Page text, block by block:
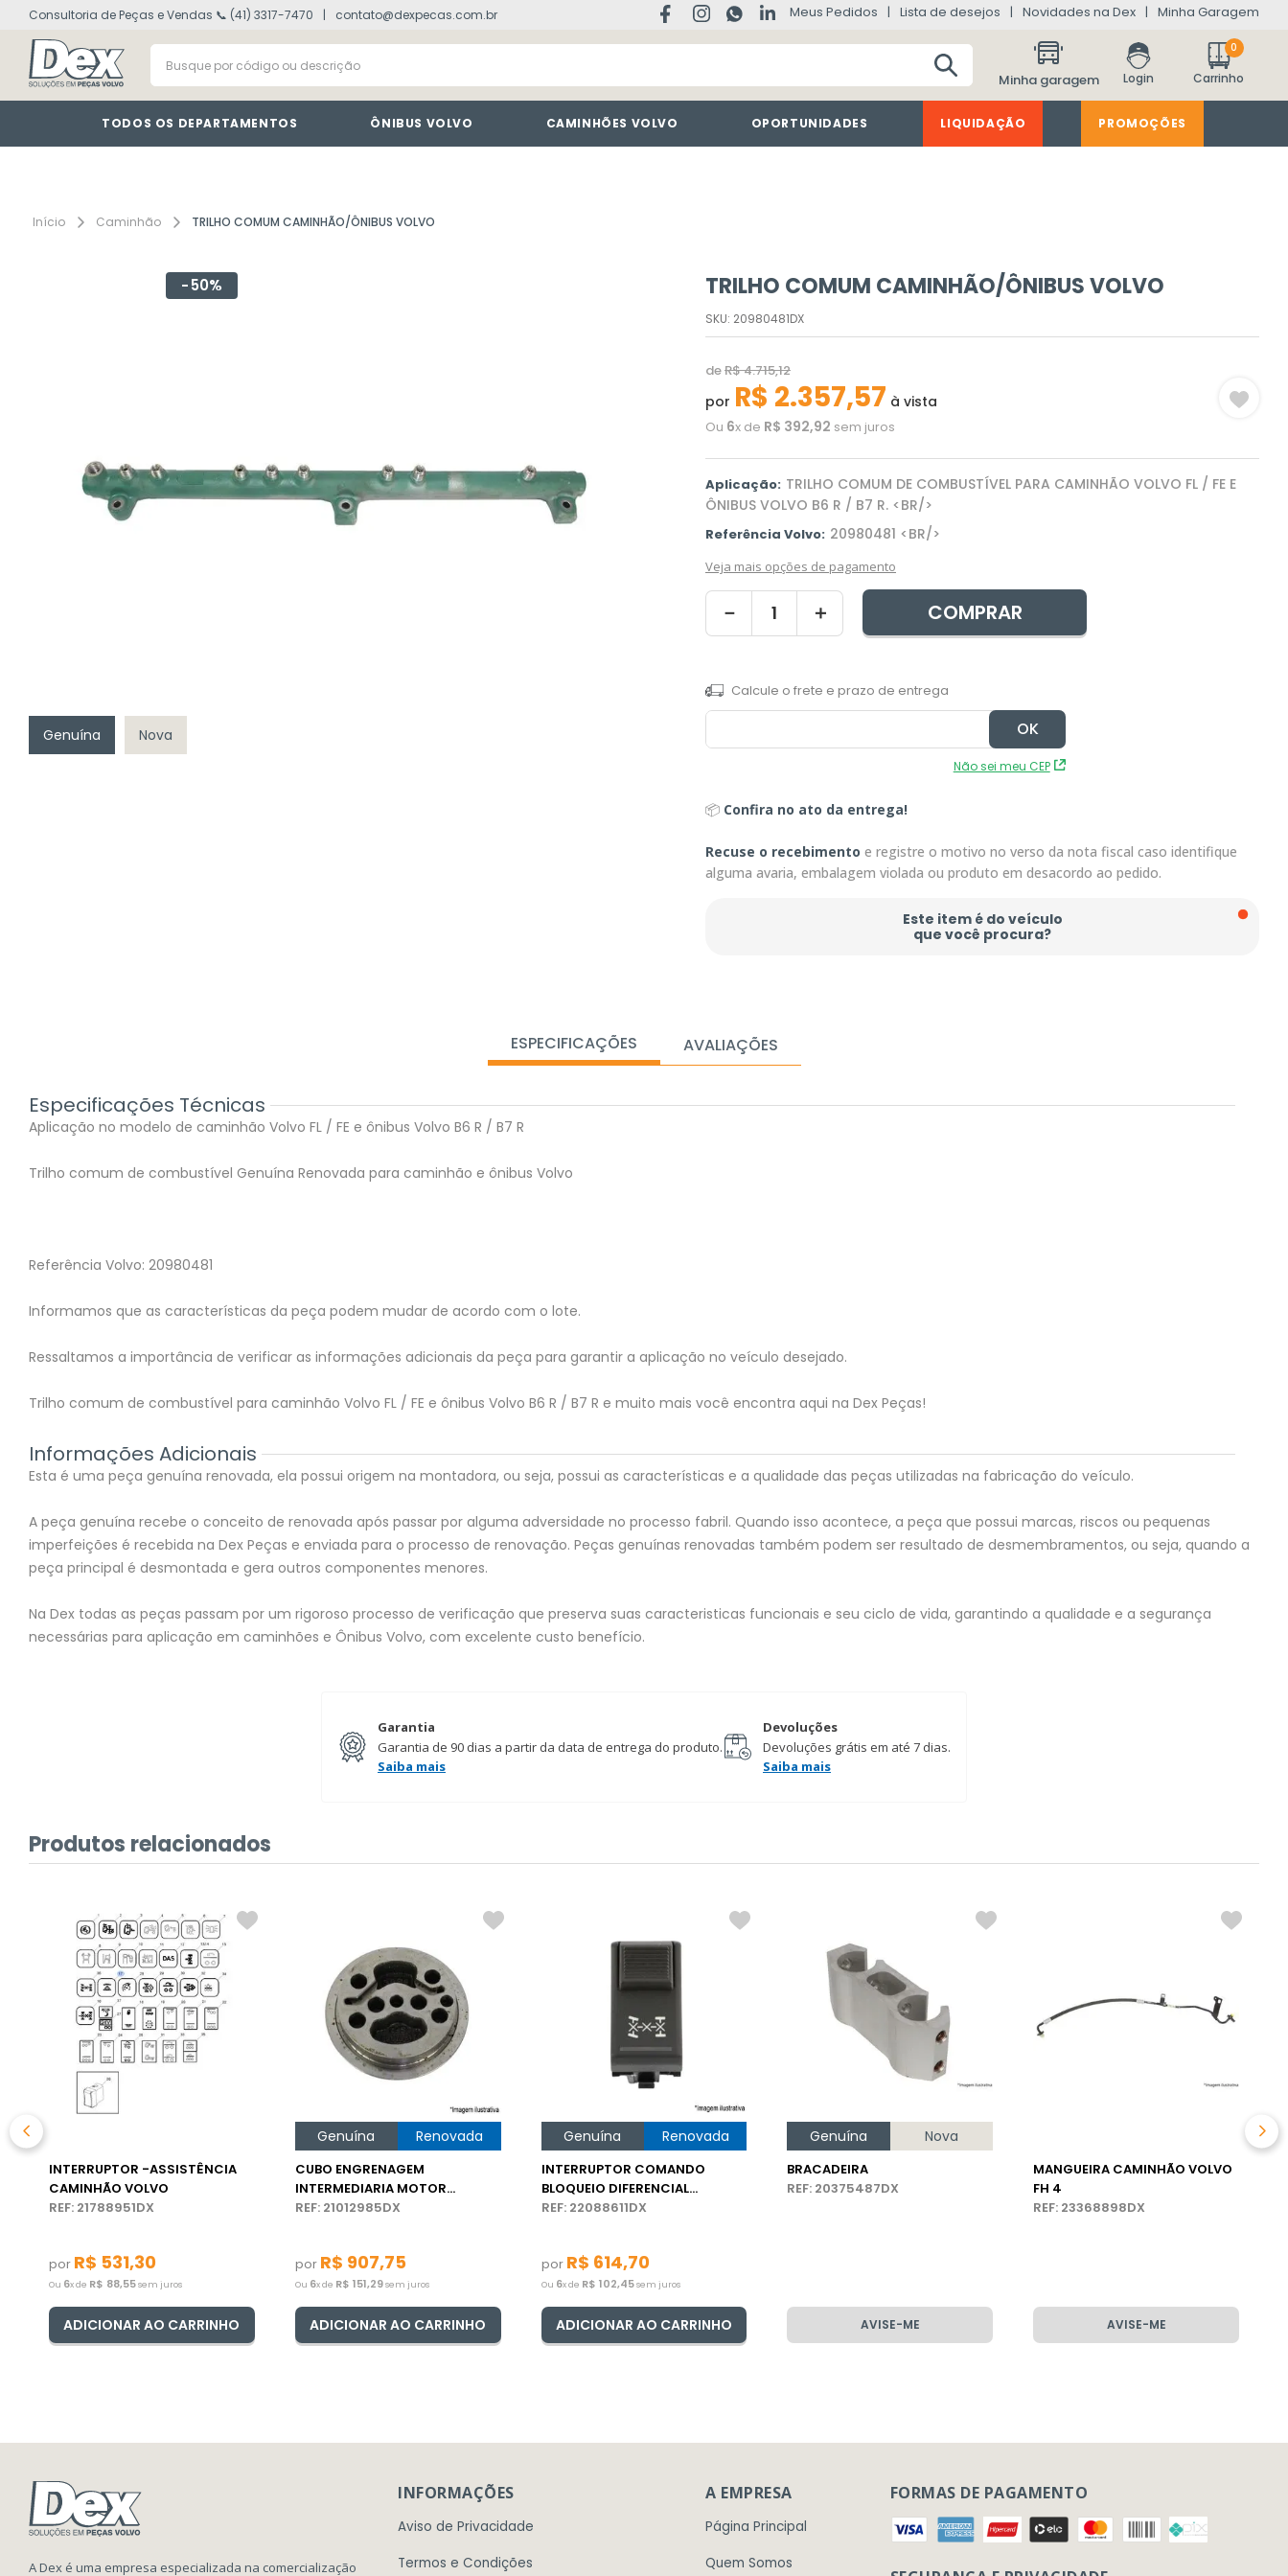
Consultoria de Peças e Vendas 📞 (41) 3317-7470 contato@dexpecas.com.br Meus Pedidos Lista de desejos Novidades na Dex Minha Garagem
Busque por código ou descrição
Minha garagem
0
TODOS OS DEPARTAMENTOS ÔNIBUS VOLVO CAMINHÕES VOLVO OPORTUNIDADES LIQUIDAÇÃO PROMOÇÕES
Caminhão TRILHO COMUM CAMINHÃO/ÔNIBUS VOLVO
50%
Genuína Nova
TRILHO COMUM CAMINHÃO/ÔNIBUS VOLVO
SKU: 20980481DX
deR$4.715,12
por R$ 2.357,57 à vista
Ou 6x de R$ 392,92 sem juros
Aplicação: TRILHO COMUM DE COMBUSTÍVEL PARA CAMINHÃO VOLVO FL / FE E
ÔNIBUS VOLVO B6 R / B7 R. <BR/>
Referência Volvo: 20980481 <BR/>
Veja mais opções de pagamento
＋
－ COMPRAR
Não sei meu CEP
📦 Confira no ato da entrega!
Recuse o recebimento e registre o motivo no verso da nota fiscal caso identifique
alguma avaria, embalagem violada ou produto em desacordo ao pedido.
Este item é do veículo
que você procura?
ESPECIFICAÇÕES AVALIAÇÕES
Especificações Técnicas
Aplicação no modelo de caminhão Volvo FL / FE e ônibus Volvo B6 R / B7 R
Trilho comum de combustível Genuína Renovada para caminhão e ônibus Volvo
Referência Volvo: 20980481
Informamos que as características da peça podem mudar de acordo com o lote.
Ressaltamos a importância de verificar as informações adicionais da peça para garantir a aplicação no veículo desejado.
Trilho comum de combustível para caminhão Volvo FL / FE e ônibus Volvo B6 R / B7 R e muito mais você encontra aqui na Dex Peças!
Informações Adicionais
Esta é uma peça genuína renovada, ela possui origem na montadora, ou seja, possui as características e a qualidade das peças utilizadas na fabricação do veículo.
A peça genuína recebe o conceito de renovada após passar por alguma adversidade no processo fabril. Quando isso acontece, a peça que possui marcas, riscos ou pequenas
imperfeições é recebida na Dex Peças e enviada para o processo de renovação. Peças genuínas renovadas também podem ser resultado de desmembramentos, ou seja, quando a
peça principal é desmontada e gera outros componentes menores.
Na Dex todas as peças passam por um rigoroso processo de verificação que preserva suas caracteristicas funcionais e seu ciclo de vida, garantindo a qualidade e a segurança
necessárias para aplicação em caminhões e Ônibus Volvo, com excelente custo benefício.
Garantia
Garantia de 90 dias a partir da data de entrega do produto.
Saiba mais
Devoluções
Devoluções grátis em até 7 dias.
Saiba mais
Produtos relacionados
INTERRUPTOR -ASSISTÊNCIA
CAMINHÃO VOLVO
REF: 21788951DX
por R$ 531,30
Ou 6x de R$ 88,55sem juros
ADICIONAR AO CARRINHO
Genuína Renovada
CUBO ENGRENAGEM
INTERMEDIARIA MOTOR
CAMINHÃO/ÔNIBUS VOLVO
REF: 21012985DX
por R$ 907,75
Ou 6x de R$ 151,29sem juros
ADICIONAR AO CARRINHO
Genuína Renovada
INTERRUPTOR COMANDO
BLOQUEIO DIFERENCIAL
CAMINHÃO VOLVO
REF: 22088611DX
por R$ 614,70
Ou 6x de R$ 102,45sem juros
ADICIONAR AO CARRINHO
Genuína Nova
BRACADEIRA
REF: 20375487DX
AVISE-ME
MANGUEIRA CAMINHÃO VOLVO
FH 4
REF: 23368898DX
AVISE-ME
A Dex é uma empresa especializada na comercialização
INFORMAÇÕES
Aviso de Privacidade
Termos e Condições
A EMPRESA
Página Principal
Quem Somos
FORMAS DE PAGAMENTO
1º volvo fh
3º vm
4º farol
5º lanterna
7 defletor
º cabine